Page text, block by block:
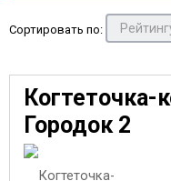
Сортировать по:
Городок 2